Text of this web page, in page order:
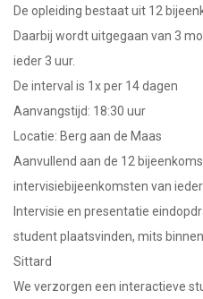
De opleiding bestaat uit 12
Daarbij wordt uitgegaan van 3
ieder 3 uur.
De interval is 1x per 14 dagen
Aanvangstijd: 18:30 uur
Locatie: Berg aan de Maas
Aanvullend aan de 12
intervisiebijeenkomsten van
Intervisie en presentatie
student plaatsvinden, mits
Sittard
We verzorgen een interactieve